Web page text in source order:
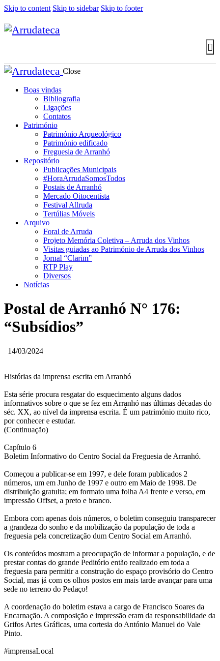
Skip to content Skip to sidebar Skip to footer
Close
Boas vindas
Bibliografia
Ligações
Contatos
Património
Património Arqueológico
Património edificado
Freguesia de Arranhó
Repositório
Publicações Municipais
#HoraArrudaSomosTodos
Postais de Arranhó
Mercado Oitocentista
Festival Allruda
Tertúlias Móveis
Arquivo
Foral de Arruda
Projeto Memória Coletiva – Arruda dos Vinhos
Visitas guiadas ao Património de Arruda dos Vinhos
Jornal “Clarim”
RTP Play
Diversos
Notícias
Postal de Arranhó N° 176:
“Subsídios”
14/03/2024
Histórias da imprensa escrita em Arranhó
Esta série procura resgatar do esquecimento alguns dados
informativos sobre o que se fez em Arranhó nas últimas décadas do
séc. XX, ao nível da imprensa escrita. É um património muito rico,
por conhecer e estudar.
(Continuação)
Capítulo 6
Boletim Informativo do Centro Social da Freguesia de Arranhó.
Começou a publicar-se em 1997, e dele foram publicados 2
números, um em Junho de 1997 e outro em Maio de 1998. De
distribuição gratuita; em formato uma folha A4 frente e verso, em
impressão Offset, a preto e branco.
Embora com apenas dois números, o boletim conseguiu transparecer
a grandeza do sonho e da mobilização da população de toda a
freguesia pela concretização dum Centro Social em Arranhó.
Os conteúdos mostram a preocupação de informar a população, e de
prestar contas do grande Peditório então realizado em toda a
freguesia para permitir a construção do espaço provisório do Centro
Social, mas já com os olhos postos em mais tarde avançar para uma
sede no terreno do Pedaço!
A coordenação do boletim estava a cargo de Francisco Soares da
Encarnação. A composição e impressão eram da responsabilidade da
Grifos Artes Gráficas, uma cortesia do António Manuel do Vale
Pinto.
#imprensaLocal